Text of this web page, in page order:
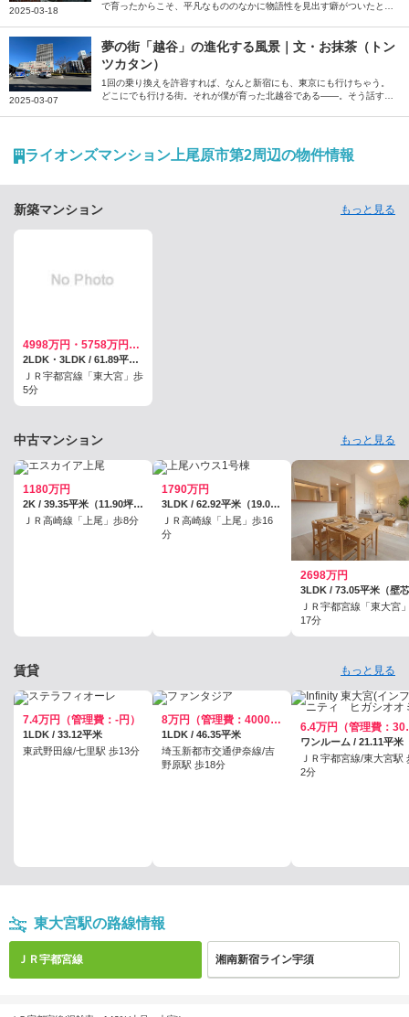
2025-03-18
で育ったからこそ、平凡なもののなかに物語性を見出す癖がついたと思
について伺いました。
2025-03-07
夢の街「越谷」の進化する風景｜文・お抹茶（トン
ツカタン）
1回の乗り換えを許容すれば、なんと新宿にも、東京にも行けちゃう。
どこにでも行ける街。それが僕が育った北越谷である――。そう話すの
ライオンズマンション上尾原市第2周辺の物件情報
新築マンション もっと見る
4998万円・5758万円／予定
2LDK・3LDK / 61.89平米・64.65平米
ＪＲ宇都宮線「東大宮」歩
5分
中古マンション もっと見る
1180万円
2K / 39.35平米（11.90坪）（壁芯）
ＪＲ高崎線「上尾」歩8分
1790万円
3LDK / 62.92平米（19.03坪）（壁芯）
ＪＲ高崎線「上尾」歩16
分
2698万円
3LDK / 73.05平米（壁
ＪＲ宇都宮線「東大宮
17分
賃貸 もっと見る
7.4万円（管理費：-円）
1LDK / 33.12平米
東武野田線/七里駅 歩13分
8万円（管理費：4000円）
1LDK / 46.35平米
埼玉新都市交通伊奈線/吉
野原駅 歩18分
6.4
ワンルーム / 21.11平米
ＪＲ宇都宮線/東大宮駅
2分
東大宮駅の路線情報
ＪＲ宇都宮線 湘南新宿ライン宇須